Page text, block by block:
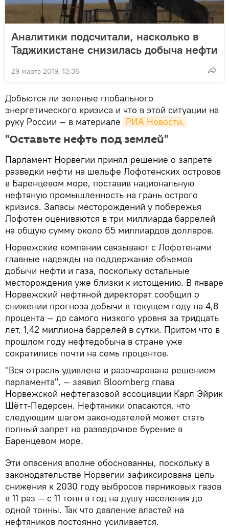
Аналитики подсчитали, насколько в
Таджикистане снизилась добыча нефти
29 марта 2019, 13:36
Добьются ли зеленые глобального
энергетического кризиса и что в этой ситуации на
руку России — в материале РИА Новости.
"Оставьте нефть под землей"
Парламент Норвегии принял решение о запрете
разведки нефти на шельфе Лофотенских островов
в Баренцевом море, поставив национальную
нефтяную промышленность на грань острого
кризиса. Запасы месторождений у побережья
Лофотен оцениваются в три миллиарда баррелей
на общую сумму около 65 миллиардов долларов.
Норвежские компании связывают с Лофотенами
главные надежды на поддержание объемов
добычи нефти и газа, поскольку остальные
месторождения уже близки к истощению. В январе
Норвежский нефтяной директорат сообщил о
снижении прогноза добычи в текущем году на 4,8
процента — до самого низкого уровня за тридцать
лет, 1,42 миллиона баррелей в сутки. Притом что в
прошлом году нефтедобыча в стране уже
сократились почти на семь процентов.
"Вся отрасль удивлена и разочарована решением
парламента", — заявил Bloomberg глава
Норвежской нефтегазовой ассоциации Карл Эйрик
Шётт-Педерсен. Нефтяники опасаются, что
следующим шагом законодателей может стать
полный запрет на разведочное бурение в
Баренцевом море.
Эти опасения вполне обоснованны, поскольку в
законодательстве Норвегии зафиксирована цель
снижения к 2030 году выбросов парниковых газов
в 11 раз — с 11 тонн в год на душу населения до
одной тонны. Так что давление властей на
нефтяников постоянно усиливается.